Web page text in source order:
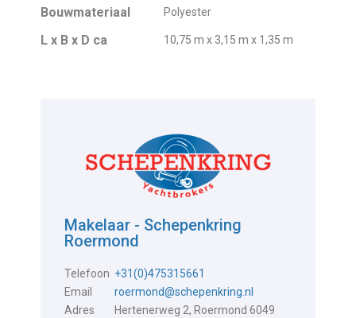
Bouwmateriaal Polyester
L x B x D ca 10,75 m x 3,15 m x 1,35 m
Makelaar - Schepenkring
Roermond
Telefoon +31(0)475315661
Email
roermond@schepenkring.nl
Adres
Hertenerweg 2, Roermond 6049